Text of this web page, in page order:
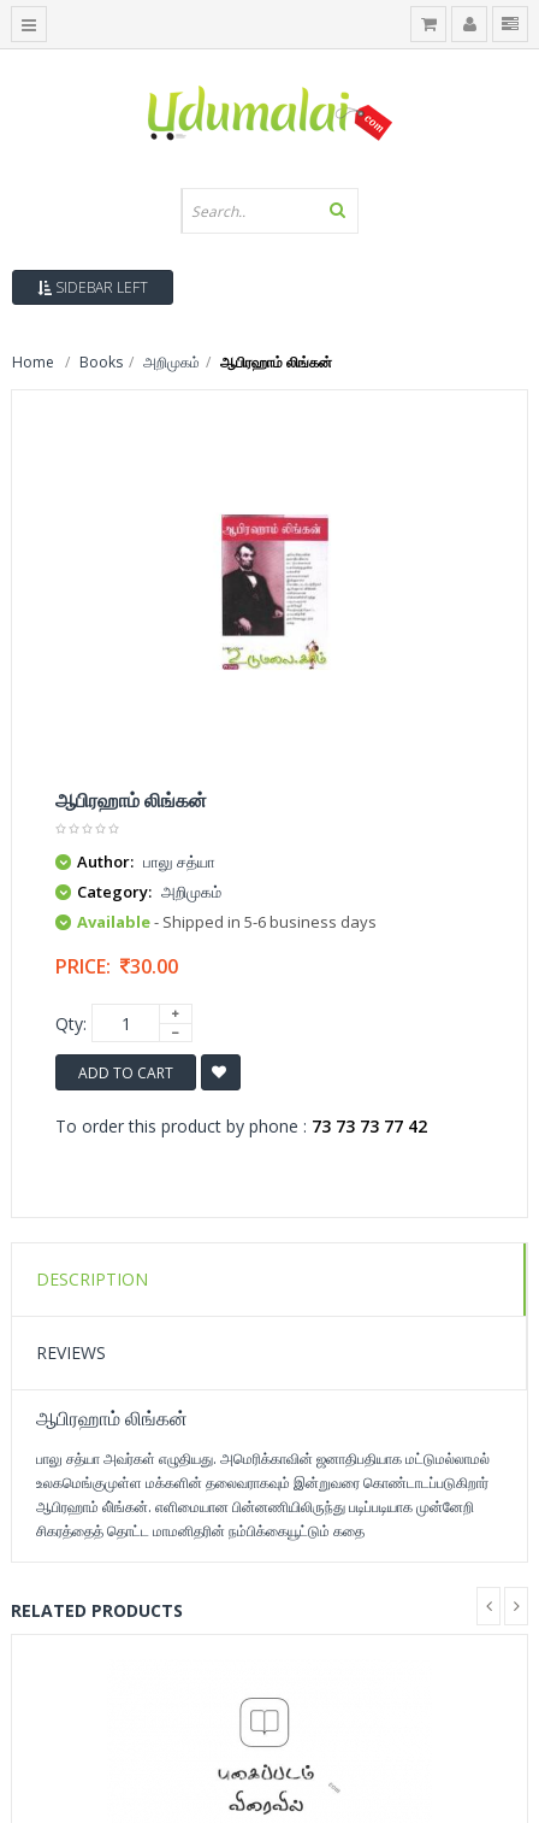
SIDEBAR LEFT
Home Books அறிமுகம் ஆபிரஹாம் லிங்கன்
ஆபிரஹாம் லிங்கன்
Author: பாலு சத்யா
Category: அறிமுகம்
Available- Shipped in 5-6 business days
PRICE: 30.00
Qty:
ADD TO CART
To order this product by phone : 73 73 73 77 42
DESCRIPTION
REVIEWS
ஆபிரஹாம் லிங்கன்
பாலு சத்யா அவர்கள் எழுதியது. அமெரிக்காவின் ஜனாதிபதியாக மட்டுமல்லாமல்
உலகமெங்குமுள்ள மக்களின் தலைவராகவும் இன்றுவரை கொண்டாடப்படுகிறார்
ஆபிரஹாம் லி்ங்கன். எளிமையான பின்னணியிலிருந்து படிப்படியாக முன்னேறி
சிகரத்தைத் தொட்ட மாமனிதரின் நம்பிக்கையூட்டும் கதை
RELATED PRODUCTS